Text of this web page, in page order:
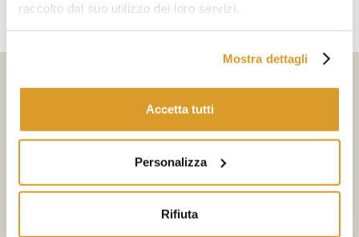
raccolto dal suo utilizzo dei loro servizi.
Mostra dettagli
Accetta tutti
Personalizza
Rifiuta
Iscriviti alla newsletter
Acconsento al trattamento dei miei dati (indirizzo di posta
elettronica) per finalità di marketing